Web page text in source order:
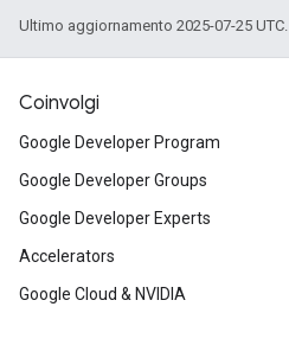
Ultimo aggiornamento 2025-07-25 UTC.
Coinvolgi
Google Developer Program
Google Developer Groups
Google Developer Experts
Accelerators
Google Cloud & NVIDIA